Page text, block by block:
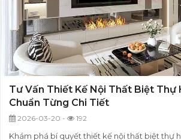
Tư Vấn Thiết Kế Nội Thất Biệt Thự
Chuẩn Từng Chi Tiết
2026-03-20 - 192
Khám phá bí quyết thiết kế nội thất biệt thự